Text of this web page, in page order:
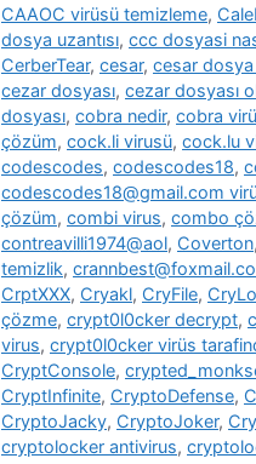
CAAOC virüsü temizleme,
dosya uzantısı, ccc dosyasi
CerberTear, cesar, cesar dosya
cezar dosyası, cezar dosyası
dosyası, cobra nedir, cobra
çözüm, cock.li virusü, cock.lu
codescodes, codescodes18,
codescodes18@gmail.com
çözüm, combi virus, combo
contreavilli1974@aol, Coverton,
temizlik,
CrptXXX, Cryakl, CryFile,
çözme, crypt0l0cker decrypt,
virus, crypt0l0cker virüs
CryptConsole,
CryptInfinite, CryptoDefense,
CryptoJacky, CryptoJoker,
cryptolocker antivirus,